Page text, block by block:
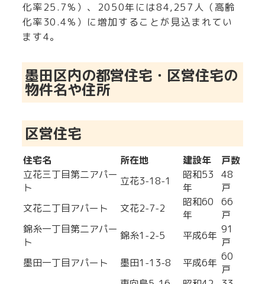
化率25.7%）、2050年には84,257人（高齢
化率30.4%）に増加することが見込まれてい
ます4。
墨田区内の都営住宅・区営住宅の
物件名や住所
区営住宅
住宅名 所在地 建設年
戸数
立花三丁目第二アパー
ト
立花3-18-1
昭和53
年
48
戸
文花二丁目アパート
文花2-7-2
昭和60
年
66
戸
錦糸一丁目第二アパー
ト
錦糸1-2-5 平成6年 91
戸
墨田一丁目アパート
墨田1-13-8 平成6年 60
戸